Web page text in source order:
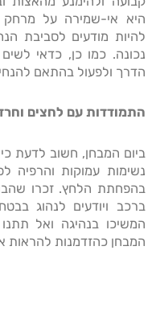
היא אי-שמירה על
להיות מודעים לסביבת
נכונה. כמו כן, כדאי
הדרך ולפעול בהתאם
התמודדות עם לחצים
ביום המבחן, חשוב לדעת
נשימות עמוקות והרפיה
בהפחתת הלחץ. זכרו
ברכב ויודעים לנהוג
המשיכו בנהיגה ואל
המבחן כהזדמנות להראות